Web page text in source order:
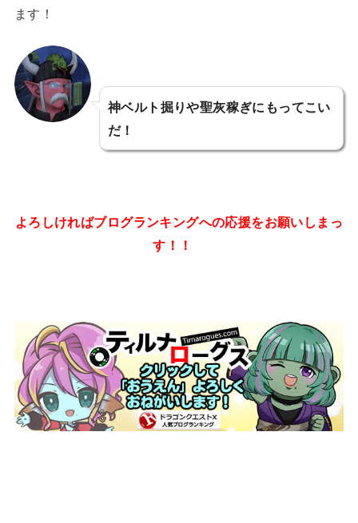
ます！
神ベルト掘りや聖灰稼ぎにもってこい
だ！
よろしければブログランキングへの応援をお願いしまっ
す！！